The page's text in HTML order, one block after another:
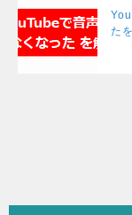
た
ナ